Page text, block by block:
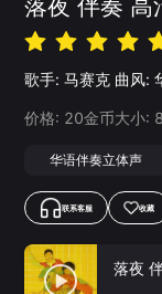
落夜 伴奏 高
歌手: 马赛克 曲风:
价格: 20金币大小: 8
华语伴奏立体声
联系客服 收藏
落夜